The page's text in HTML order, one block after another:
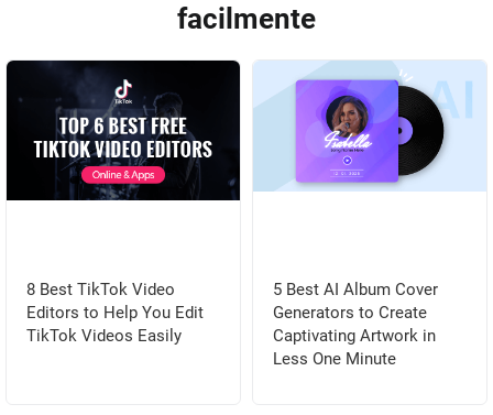
facilmente
8 Best TikTok Video
Editors to Help You Edit
TikTok Videos Easily
5 Best AI Album Cover
Generators to Create
Captivating Artwork in
Less One Minute